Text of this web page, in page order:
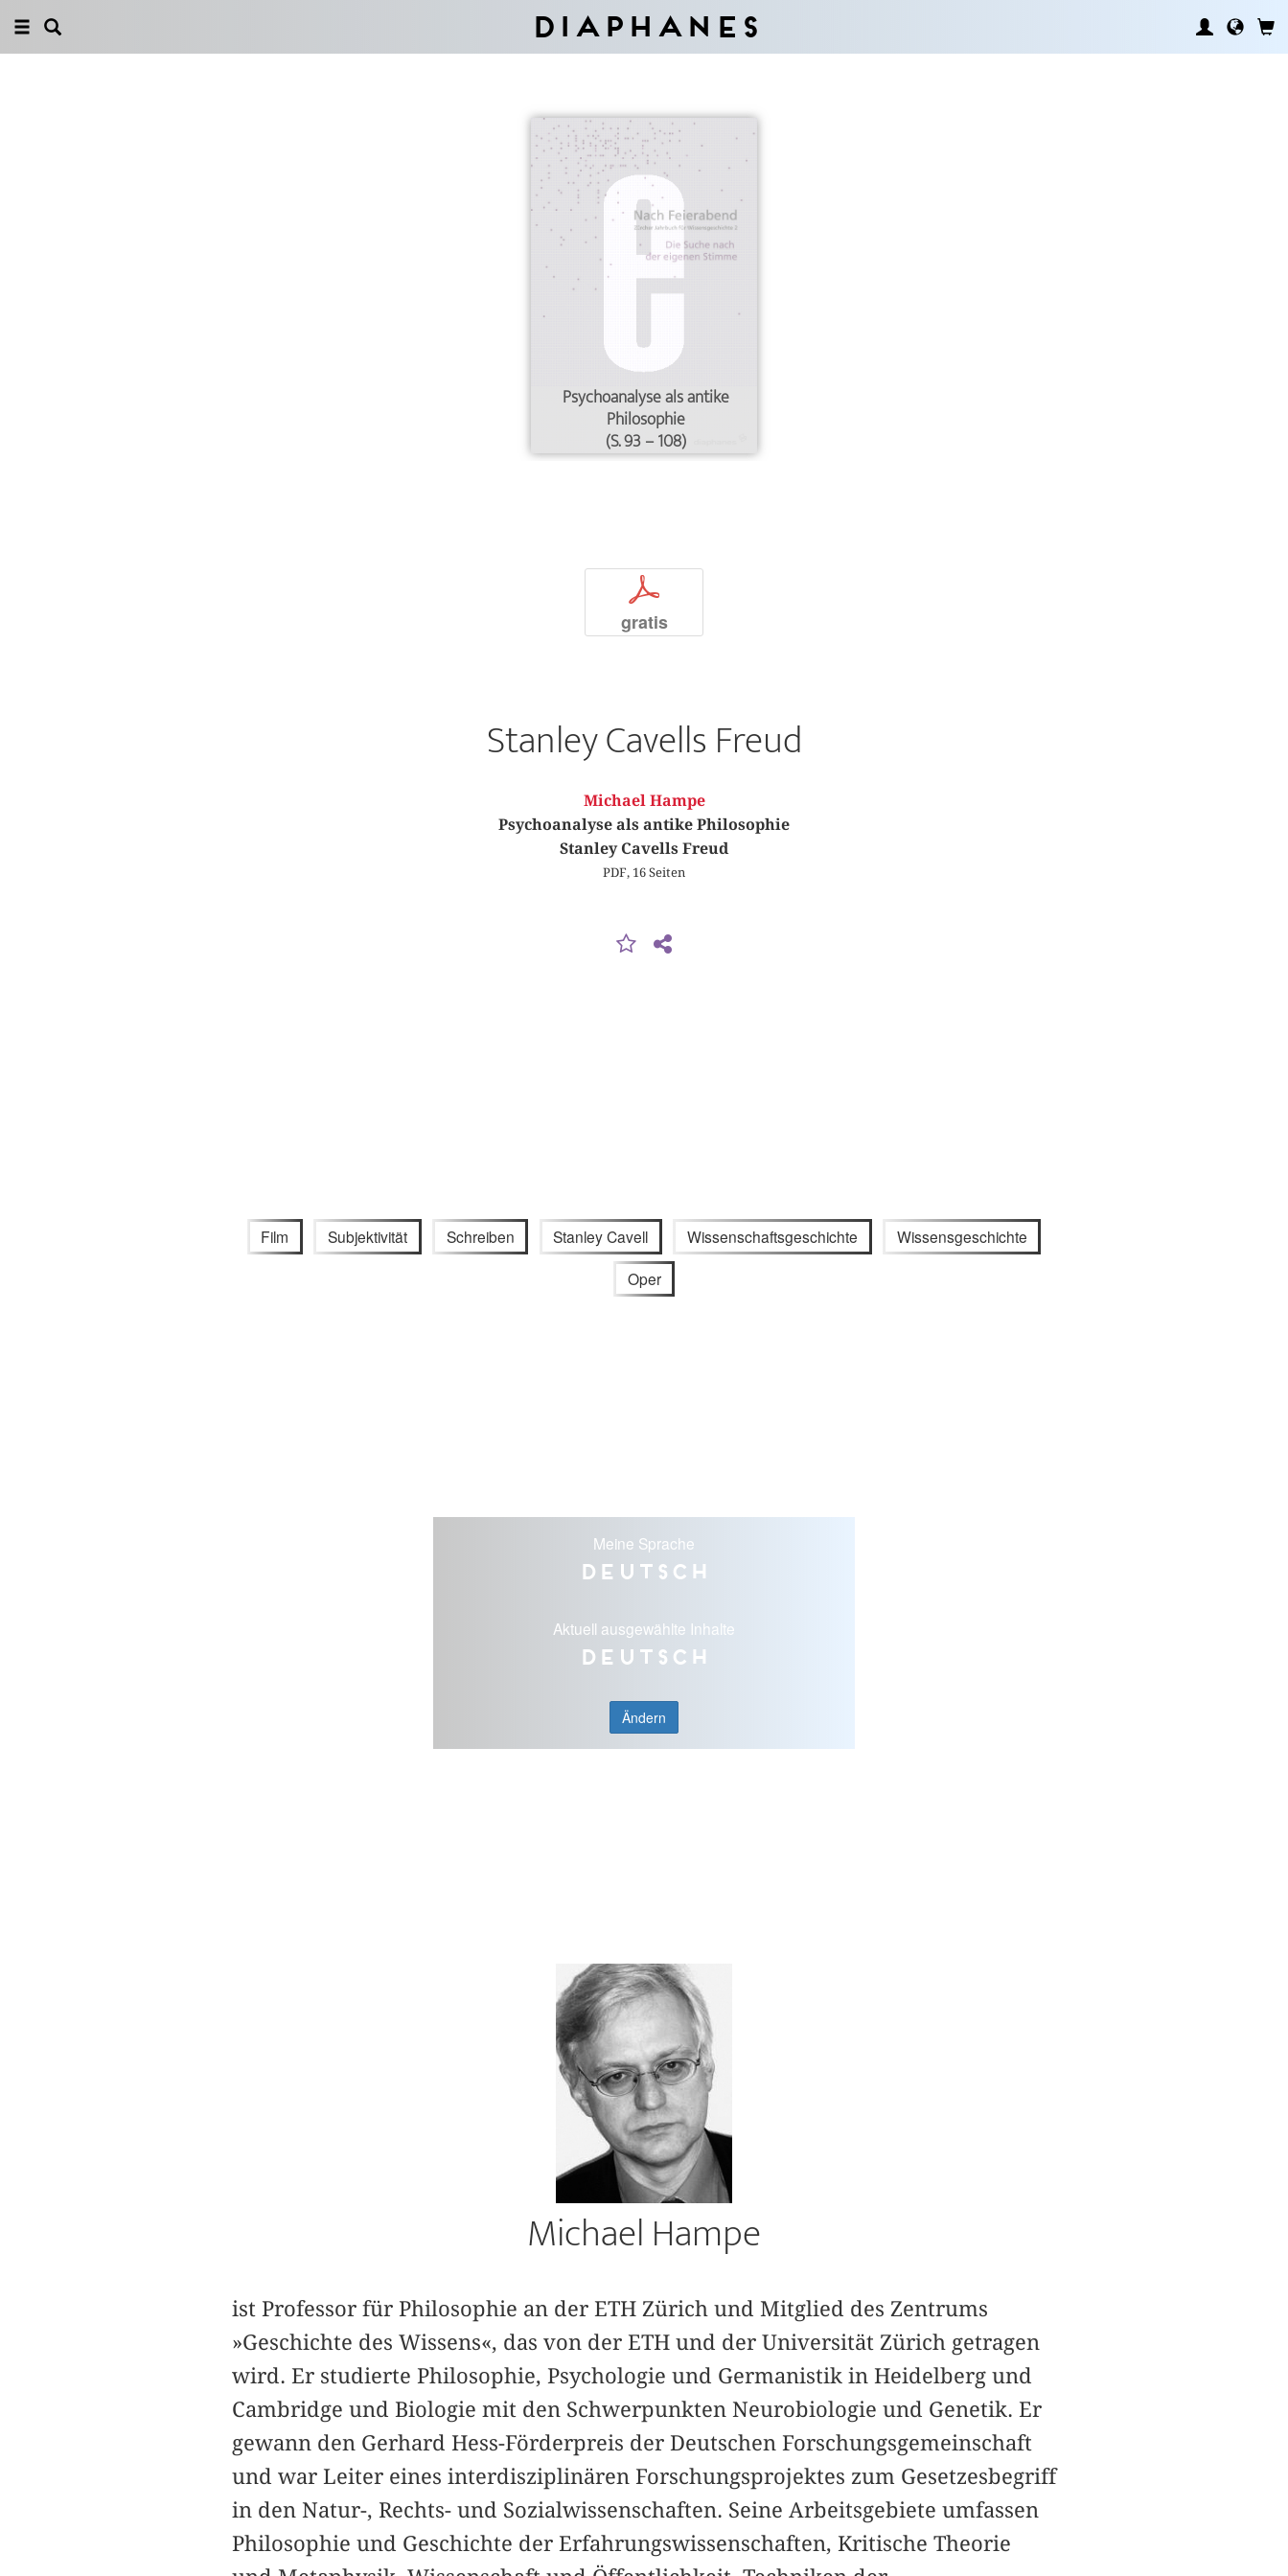
Diaphanes
Psychoanalyse als antike
Philosophie
(S. 93 – 108)
p
gratis
Stanley Cavells Freud
Michael Hampe
Psychoanalyse als antike Philosophie
Stanley Cavells Freud
PDF, 16 Seiten
Film Subjektivität Schreiben Stanley Cavell Wissenschaftsgeschichte Wissensgeschichte
Oper
Meine Sprache
Deutsch
Aktuell ausgewählte Inhalte
Deutsch
Ändern
Michael Hampe
ist Professor für Philosophie an der ETH Zürich und Mitglied des Zentrums
»Geschichte des Wissens«, das von der ETH und der Universität Zürich getragen
wird. Er studierte Philosophie, Psychologie und Germanistik in Heidelberg und
Cambridge und Biologie mit den Schwerpunkten Neurobiologie und Genetik. Er
gewann den Gerhard Hess-Förderpreis der Deutschen Forschungsgemeinschaft
und war Leiter eines interdisziplinären Forschungsprojektes zum Gesetzesbegriff
in den Natur-, Rechts- und Sozialwissenschaften. Seine Arbeitsgebiete umfassen
Philosophie und Geschichte der Erfahrungswissenschaften, Kritische Theorie